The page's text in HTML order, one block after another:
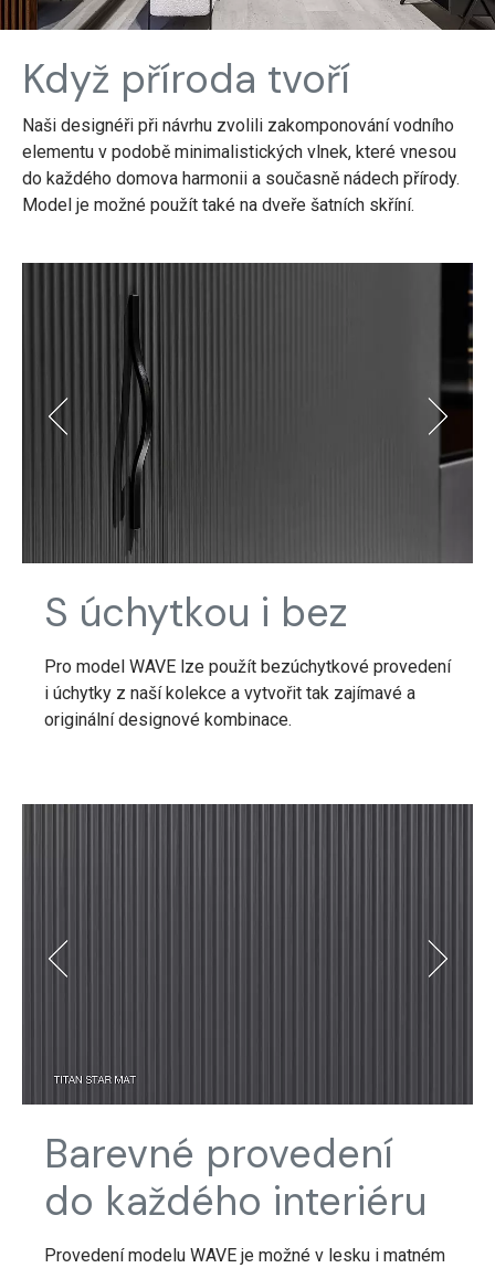
Když příroda tvoří
Naši designéři při návrhu zvolili zakomponování vodního
elementu v podobě minimalistických vlnek, které vnesou
do každého domo­va harmonii a současně nádech přírody.
Model je možné použít také na dveře šatních skříní.
S úchytkou i bez
Pro model WAVE lze použít bezúchytkové provedení
i úchytky z naší kolekce a vytvořit tak zajímavé a
originální designové kombinace.
Barevné provedení
do každého interiéru
Provedení modelu WAVE je možné v lesku i matném